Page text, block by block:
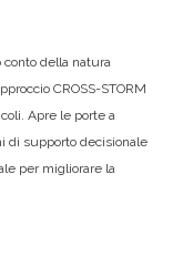
conto della natura
CROSS-STORM
Apre le porte a
di supporto decisionale
per migliorare la